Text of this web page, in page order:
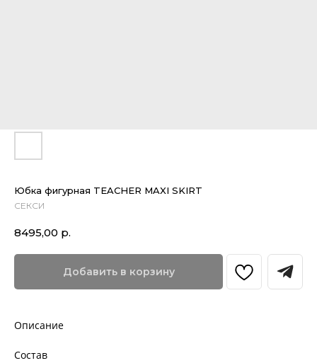
Юбка фигурная TEACHER MAXI SKIRT
СЕКСИ
8495,00 р.
Добавить в корзину
Описание
Состав